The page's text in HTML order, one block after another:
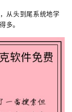
从头到尾系统地学
多。